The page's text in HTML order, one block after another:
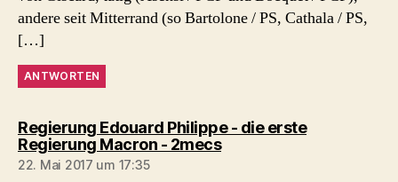
andere seit Mitterrand (so Bartolone / PS, Cathala / PS,
[…]
ANTWORTEN
Regierung Edouard Philippe - die erste
Regierung Macron - 2mecssagt:
22. Mai 2017 um 17:35